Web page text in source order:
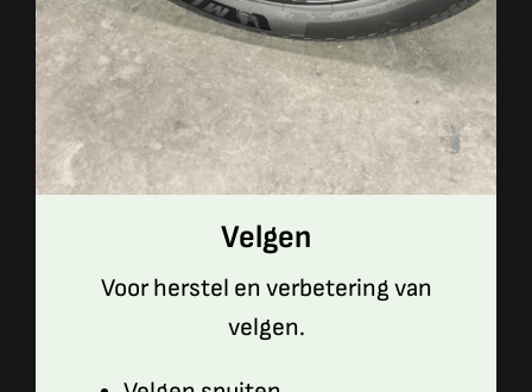
Velgen
Voor herstel en verbetering van
velgen.